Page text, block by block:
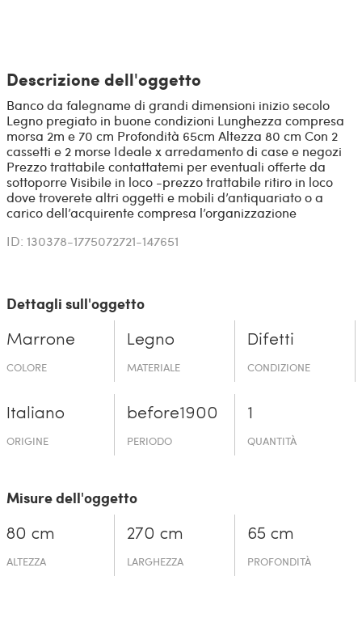
Descrizione dell'oggetto
Banco da falegname di grandi dimensioni inizio secolo
Legno pregiato in buone condizioni Lunghezza compresa
morsa 2m e 70 cm Profondità 65cm Altezza 80 cm Con 2
cassetti e 2 morse Ideale x arredamento di case e negozi
Prezzo trattabile contattatemi per eventuali offerte da
sottoporre Visibile in loco -prezzo trattabile ritiro in loco
dove troverete altri oggetti e mobili d’antiquariato o a
carico dell’acquirente compresa l’organizzazione
ID: 130378-1775072721-147651
Dettagli sull'oggetto
Marrone
COLORE
Legno
MATERIALE
Difetti
CONDIZIONE
Italiano
ORIGINE
before19­00
PERIODO
1
QUANTITÀ
Misure dell'oggetto
80 cm
ALTEZZA
270 cm
LARGHEZZA
65 cm
PROFONDITÀ